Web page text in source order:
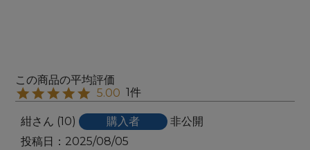
5.00 1
紺 10 購入者
非公開
投稿日
2025/08/05